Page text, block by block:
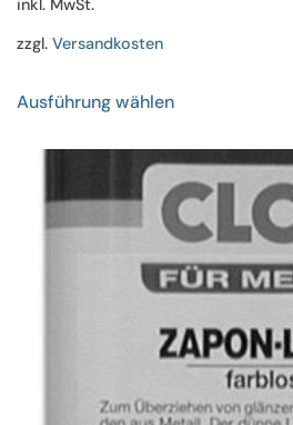
inkl. MwSt.
zzgl. Versandkosten
Ausführung wählenProdukt
mehrere
Varianten
auf.
Die
Optionen
können
auf
der
Produktseite
gewählt